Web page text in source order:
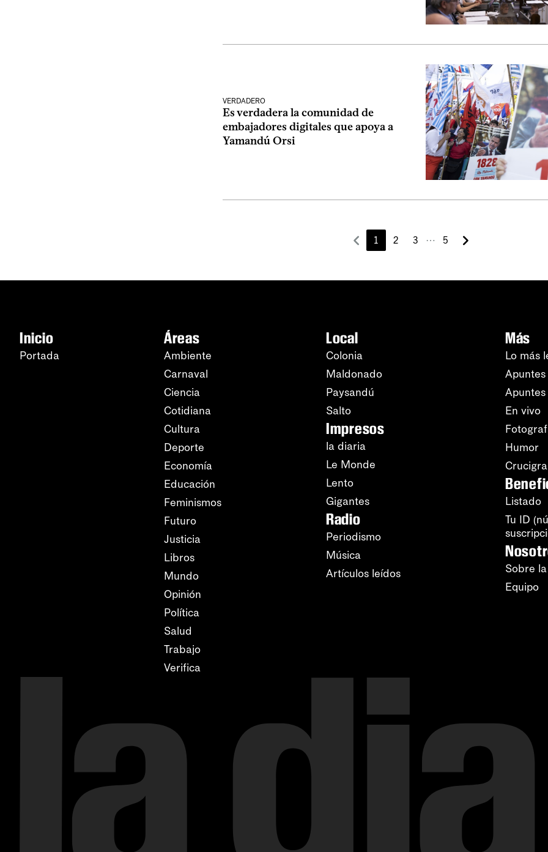
VERDADERO
Es verdadera la comunidad de
embajadores digitales que apoya a
Yamandú Orsi
1 2 3 ⋯ 5
Inicio
Portada
Áreas
Ambiente
Carnaval
Ciencia
Cotidiana
Cultura
Deporte
Economía
Educación
Feminismos
Futuro
Justicia
Libros
Mundo
Opinión
Política
Salud
Trabajo
Verifica
Local
Colonia
Maldonado
Paysandú
Salto
Impresos
la diaria
Le Monde
Lento
Gigantes
Radio
Periodismo
Música
Artículos leídos
Más
Lo más
En vivo
Humor
Listado
Tu ID
Sobre
Equipo